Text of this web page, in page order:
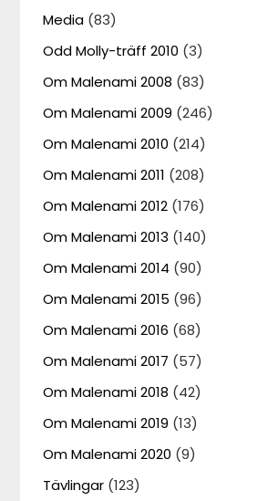
Media (83)
Odd Molly-träff 2010 (3)
Om Malenami 2008 (83)
Om Malenami 2009 (246)
Om Malenami 2010 (214)
Om Malenami 2011 (208)
Om Malenami 2012 (176)
Om Malenami 2013 (140)
Om Malenami 2014 (90)
Om Malenami 2015 (96)
Om Malenami 2016 (68)
Om Malenami 2017 (57)
Om Malenami 2018 (42)
Om Malenami 2019 (13)
Om Malenami 2020 (9)
Tävlingar (123)